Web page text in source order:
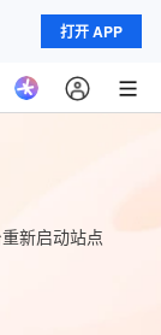
打开 APP
新启动站点